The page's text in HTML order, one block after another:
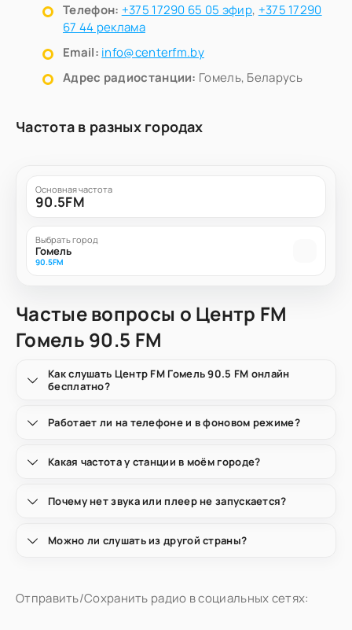
Телефон: +375 17290 65 05 эфир, +375 17290
67 44 реклама
Email: info@centerfm.by
Адрес радиостанции: Гомель, Беларусь
Частота в разных городах
Основная частота
90.5FM
Выбрать город
Гомель
90.5FM
Частые вопросы о Центр FM
Гомель 90.5 FM
Как слушать Центр FM Гомель 90.5 FM онлайн
бесплатно?
Работает ли на телефоне и в фоновом режиме?
Какая частота у станции в моём городе?
Почему нет звука или плеер не запускается?
Можно ли слушать из другой страны?
Отправить/Сохранить радио в социальных сетях: